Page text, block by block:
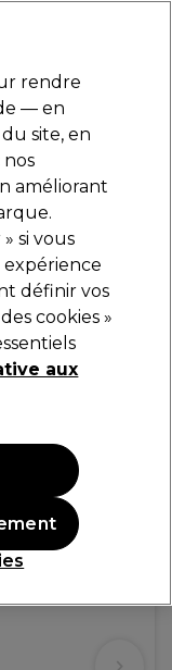
et Matériel
Crème de
rendre
— en
site, en
nos
améliorant
si vous
définir vos
cookies »
aux